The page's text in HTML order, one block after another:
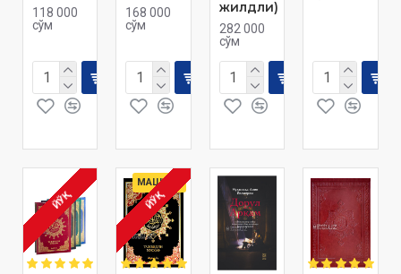
118 000
сўм
168 000
сўм
жилдли)
282 000
сўм
ЙЎҚ
МАШҲУР
ЙЎҚ